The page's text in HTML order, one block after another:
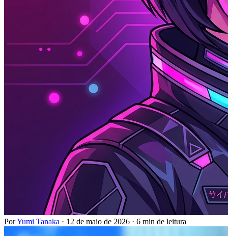
PorYumi Tanaka · 12 de maio de 2026 · 6 min de leitura